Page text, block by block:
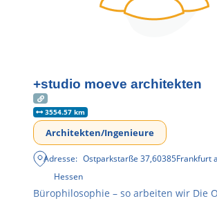
+studio moeve architekten
3554.57 km
Architekten/Ingenieure
Adresse: Ostparkstarße 37,60385Frankfurt
Hessen
Bürophilosophie – so arbeiten wir Die